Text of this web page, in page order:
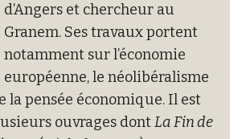
d’Angers et chercheur au
Granem. Ses travaux portent
notamment sur l’économie
européenne, le néolibéralisme
la pensée économique. Il est
ouvrages dontLa Fin de